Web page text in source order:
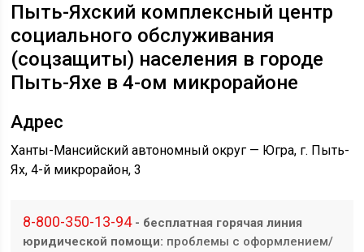
Пыть-Яхский комплексный центр
социального обслуживания
(соцзащиты) населения в городе
Пыть-Яхе в 4-ом микрорайоне
Адрес
Ханты-Мансийский автономный округ — Югра, г. Пыть-
Ях, 4-й микрорайон, 3
8-800-350-13-94- бесплатная горячая линия
юридической помощи: проблемы с оформлением/